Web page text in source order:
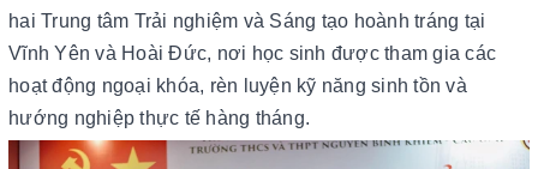
hai Trung tâm Trải nghiệm và Sáng tạo hoành tráng tại
Vĩnh Yên và Hoài Đức, nơi học sinh được tham gia các
hoạt động ngoại khóa, rèn luyện kỹ năng sinh tồn và
hướng nghiệp thực tế hàng tháng.